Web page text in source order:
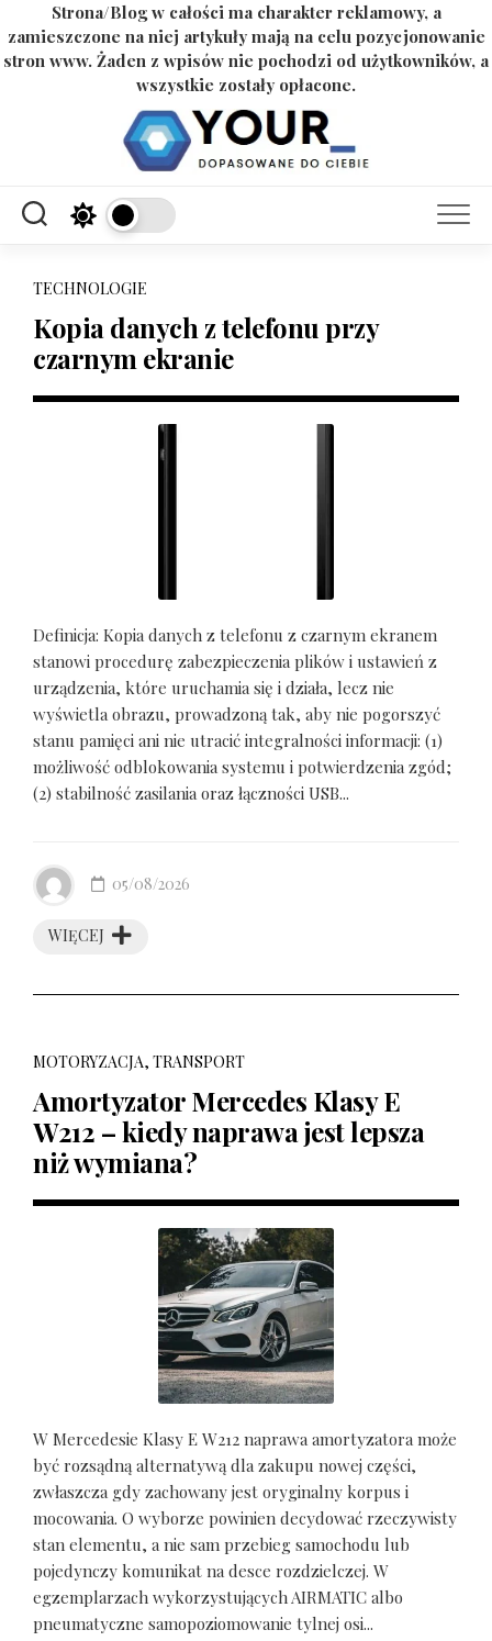
Strona/Blog w całości ma charakter reklamowy, a
zamieszczone na niej artykuły mają na celu pozycjonowanie
stron www. Żaden z wpisów nie pochodzi od użytkowników, a
wszystkie zostały opłacone.
TECHNOLOGIE
Kopia danych z telefonu przy
czarnym ekranie
Definicja: Kopia danych z telefonu z czarnym ekranem
stanowi procedurę zabezpieczenia plików i ustawień z
urządzenia, które uruchamia się i działa, lecz nie
wyświetla obrazu, prowadzoną tak, aby nie pogorszyć
stanu pamięci ani nie utracić integralności informacji: (1)
możliwość odblokowania systemu i potwierdzenia zgód;
(2) stabilność zasilania oraz łączności USB...
WIĘCEJ
05/08/2026
MOTORYZACJA, TRANSPORT
Amortyzator Mercedes Klasy E
W212 – kiedy naprawa jest lepsza
niż wymiana?
W Mercedesie Klasy E W212 naprawa amortyzatora może
być rozsądną alternatywą dla zakupu nowej części,
zwłaszcza gdy zachowany jest oryginalny korpus i
mocowania. O wyborze powinien decydować rzeczywisty
stan elementu, a nie sam przebieg samochodu lub
pojedynczy komunikat na desce rozdzielczej. W
egzemplarzach wykorzystujących AIRMATIC albo
pneumatyczne samopoziomowanie tylnej osi...